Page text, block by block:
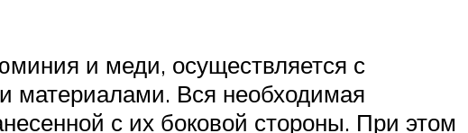
и меди, осуществляется с
материалами. Вся необходимая
с их боковой стороны. При этом